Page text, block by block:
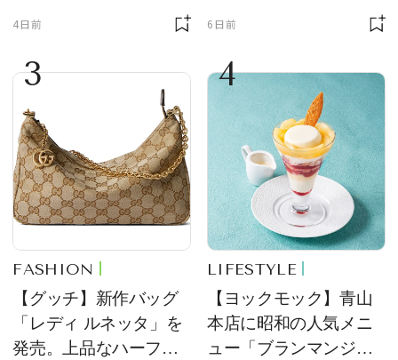
ーチ「はとっこ」を限
4日前
場！ デザイン性と収納
6日前
3
FASHION
【グッチ】新作バッグ
「レディ ルネッタ」を
発売。上品なハーフム
4
LIFESTYLE
【ヨックモック】青山
本店に昭和の人気メニ
ュー「ブランマンジ